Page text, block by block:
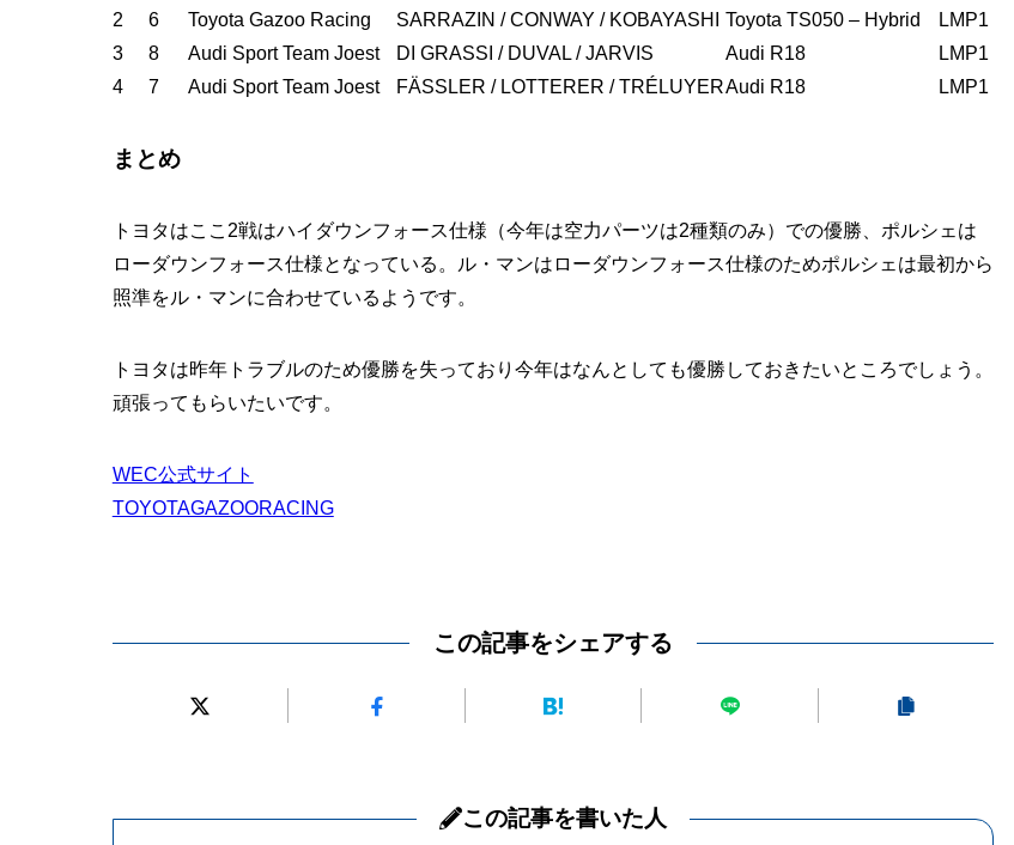
2
6 Toyota Gazoo Racing SARRAZIN / CONWAY / KOBAYASHI Toyota TS050 – Hybrid LMP1 H
3
8 Audi Sport Team Joest DI GRASSI / DUVAL / JARVIS Audi R18 LMP1 H
4
7 Audi Sport Team Joest FÄSSLER / LOTTERER / TRÉLUYERAudi R18 LMP1 H
まとめ
トヨタはここ2戦はハイダウンフォース仕様（今年は空力パーツは2種類のみ）での優勝、ポルシェは
ローダウンフォース仕様となっている。ル・マンはローダウンフォース仕様のためポルシェは最初から
照準をル・マンに合わせているようです。
トヨタは昨年トラブルのため優勝を失っており今年はなんとしても優勝しておきたいところでしょう。
頑張ってもらいたいです。
WEC公式サイト
TOYOTAGAZOORACING
この記事をシェアする
この記事を書いた人